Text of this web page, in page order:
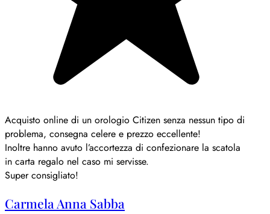
Acquisto online di un orologio Citizen senza nessun tipo di
problema, consegna celere e prezzo eccellente!
Inoltre hanno avuto l’accortezza di confezionare la scatola
in carta regalo nel caso mi servisse.
Super consigliato!
Carmela Anna Sabba